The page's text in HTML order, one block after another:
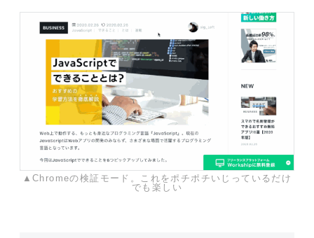
▲Chromeの検証モード。これをポチポチいじっているだけ
でも楽しい